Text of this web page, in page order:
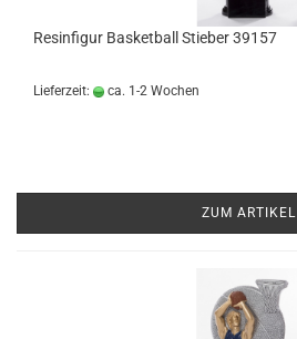
Resinfigur Basketball Stieber 39157
Lieferzeit: ca. 1-2 Wochen
ZUM ARTIKEL